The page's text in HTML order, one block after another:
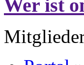
Wer ist